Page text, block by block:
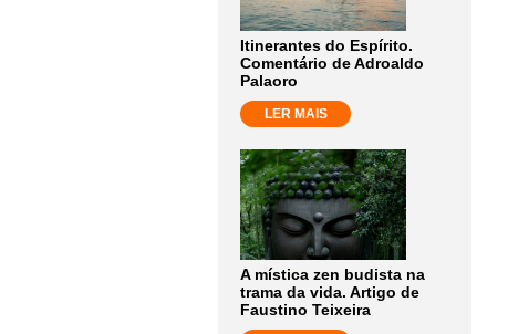
Itinerantes do Espírito.
Comentário de Adroaldo
Palaoro
LER MAIS
A mística zen budista na
trama da vida. Artigo de
Faustino Teixeira